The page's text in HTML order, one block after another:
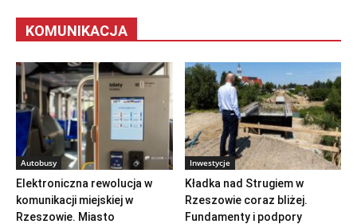
KOMUNIKACJA
Autobusy
Elektroniczna rewolucja w
komunikacji miejskiej w
Rzeszowie. Miasto
Inwestycje
Kładka nad Strugiem w
Rzeszowie coraz bliżej.
Fundamenty i podpory